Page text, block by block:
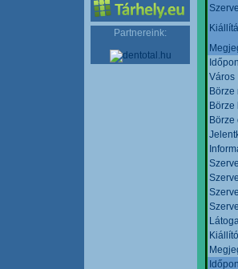
Partnereink:
Város
Börze
Börze
Börze